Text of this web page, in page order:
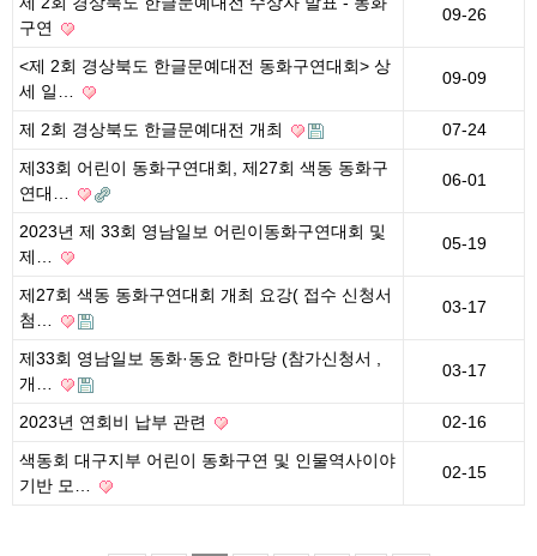
구연
09-26
<제 2회 경상북도 한글문예대전 동화구연대회> 상
세 일…
09-09
제 2회 경상북도 한글문예대전 개최
07-24
제33회 어린이 동화구연대회, 제27회 색동 동화구
연대…
06-01
2023년 제 33회 영남일보 어린이동화구연대회 및
제…
05-19
제27회 색동 동화구연대회 개최 요강( 접수 신청서
첨…
03-17
제33회 영남일보 동화·동요 한마당 (참가신청서 ,
개…
03-17
2023년 연회비 납부 관련
02-16
색동회 대구지부 어린이 동화구연 및 인물역사이야
기반 모…
02-15